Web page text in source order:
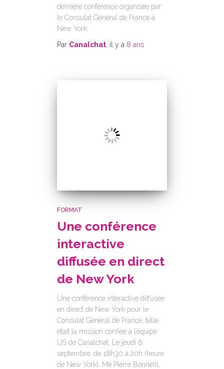
dernière conférence organisée par
le Consulat Général de France à
New York.
Par Canalchat, il y a 8 ans
FORMAT
Une conférence
interactive
diffusée en direct
de New York
Une conférence interactive diffusée
en direct de New York pour le
Consulat Général de France, telle
était la mission confiée à l’équipe
US de Canalchat. Le jeudi 6
septembre, de 18h30 à 20h (heure
de New York), Me Pierre Bonnefil,